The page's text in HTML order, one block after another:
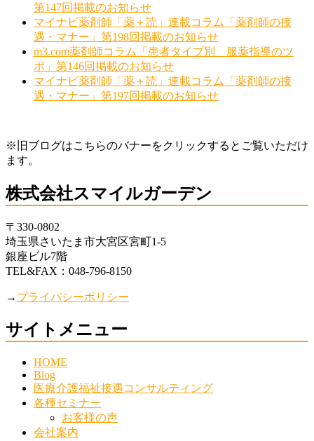
第147回掲載のお知らせ
マイナビ薬剤師「薬＋読」連載コラム「薬剤師の接
遇・マナー」第198回掲載のお知らせ
m3.com薬剤師コラム「患者タイプ別 服薬指導のツ
ボ」第146回掲載のお知らせ
マイナビ薬剤師「薬＋読」連載コラム「薬剤師の接
遇・マナー」第197回掲載のお知らせ
※旧ブログはこちらのバナーをクリックするとご覧いただけ
ます。
株式会社スマイルガーデン
〒330-0802
埼玉県さいたま市大宮区宮町1-5
銀座ビル7階
TEL&FAX：048-796-8150
→ プライバシーポリシー
サイトメニュー
HOME
Blog
医療介護福祉接遇コンサルティング
各種セミナー
お客様の声
会社案内